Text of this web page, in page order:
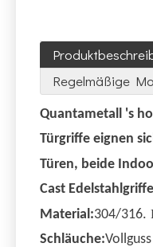
Regelmäßige
Quantametall 's
Türgriffe eignen
Türen, beide
Cast
Material:304/316.
Schläuche:Vollguss